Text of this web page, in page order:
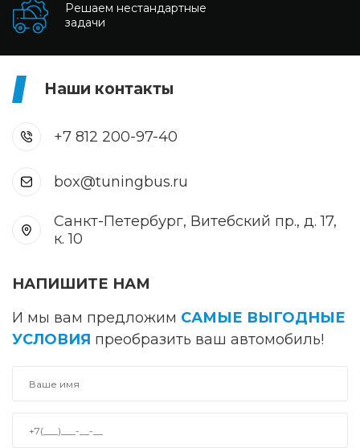
Решаем нестандартные
задачи
Наши контакты
+7 812 200-97-40
box@tuningbus.ru
Санкт-Петербург, Витебский пр., д. 17,
к. 10
НАПИШИТЕ НАМ
И мы вам предложим САМЫЕ ВЫГОДНЫЕ
УСЛОВИЯ преобразить ваш автомобиль!